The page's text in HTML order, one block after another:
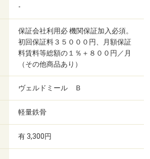
-
保証会社利用必 機関保証加入必須。
初回保証料３５０００円、月額保証
料賃料等総額の１％＋８００円／月
（その他商品あり）
ヴェルドミール Ｂ
軽量鉄骨
有 3,300円